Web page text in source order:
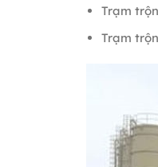
Trạm
Trạm